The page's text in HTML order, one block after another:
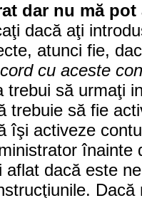
dar nu mă
dacă aţi
atunci fie,
cu aceste
trebui să urmaţi
trebuie să fie
îşi activeze
înainte
dacă este